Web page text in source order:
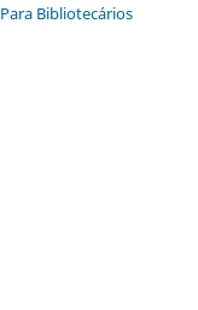
Para Bibliotecários